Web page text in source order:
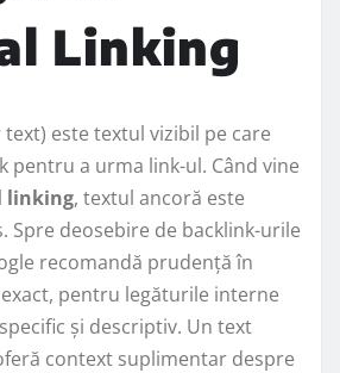
Linking
este textul vizibil pe care
pentru a urma link-ul. Când vine
linking, textul ancoră este
Spre deosebire de backlink-urile
recomandă prudență în
pentru legăturile interne
și descriptiv. Un text
context suplimentar despre